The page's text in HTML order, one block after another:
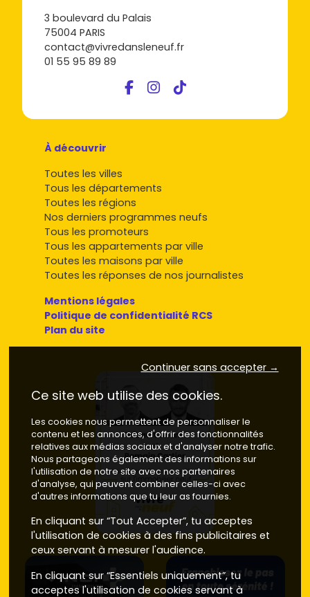
3 boulevard du Palais
75004 PARIS
contact@vivredansleneuf.fr
01 55 95 89 89
À découvrir
Toutes les villes
Tous les départements
Toutes les régions
Nos derniers programmes neufs
Tous les promoteurs
Tous les appartements par ville
Toutes les maisons par ville
Toutes les réponses de nos journalistes
Mentions légales
Politique de confidentialité RCS
Plan du site
Continuer sans accepter →
Ce site web utilise des cookies.
Les cookies nous permettent de personnaliser le
contenu et les annonces, d'offrir des fonctionnalités
relatives aux médias sociaux et d'analyser notre trafic.
Nous partageons également des informations sur
l'utilisation de notre site avec nos partenaires
d'analyse, qui peuvent combiner celles-ci avec
d'autres informations que tu leur as fournies.
En cliquant sur “Tout Accepter”, tu acceptes
l'utilisation de cookies à des fins publicitaires et
ceux servant à mesurer l'audience.
En cliquant sur “Essentiels uniquement”, tu
acceptes l'utilisation de cookies servant à